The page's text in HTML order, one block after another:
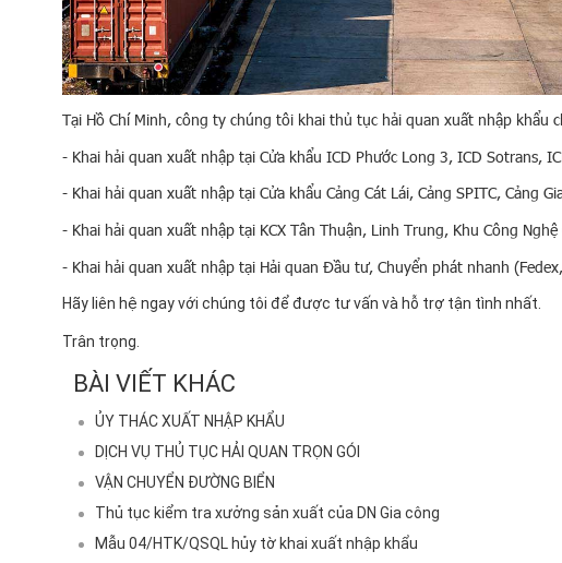
Tại Hồ Chí Minh, công ty chúng tôi khai thủ tục hải quan xuất nhập
- Khai hải quan xuất nhập tại Cửa khẩu ICD Phước Long 3, ICD Sotrans,
- Khai hải quan xuất nhập tại Cửa khẩu Cảng Cát Lái, Cảng SPITC, Cảng
- Khai hải quan xuất nhập tại KCX Tân Thuận, Linh Trung, Khu Công Nghệ
- Khai hải quan xuất nhập tại Hải quan Đầu tư, Chuyển phát nhanh
Hãy liên hệ ngay với chúng tôi để được tư vấn và hỗ trợ tận tình nhất.
Trân trọng.
BÀI VIẾT KHÁC
ỦY THÁC XUẤT NHẬP KHẨU
DỊCH VỤ THỦ TỤC HẢI QUAN TRỌN GÓI
VẬN CHUYỂN ĐƯỜNG BIỂN
Thủ tục kiểm tra xưởng sản xuất của DN Gia công
Mẫu 04/HTK/QSQL hủy tờ khai xuất nhập khẩu